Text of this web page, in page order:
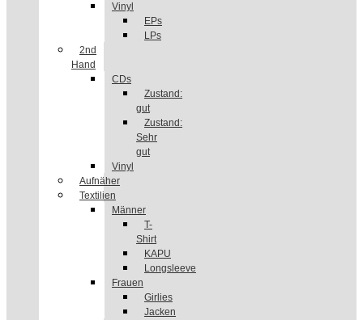
Vinyl
EPs
LPs
2nd
Hand
CDs
Zustand:
gut
Zustand:
Sehr
gut
Vinyl
Aufnäher
Textilien
Männer
T-
Shirt
KAPU
Longsleeve
Frauen
Girlies
Jacken